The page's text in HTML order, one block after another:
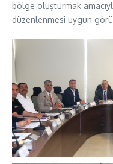
bölge oluşturmak
düzenlenmesi uygun